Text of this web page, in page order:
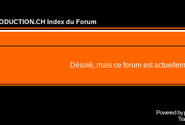
Index du Forum
Désolé, mais ce forum est
Powered by